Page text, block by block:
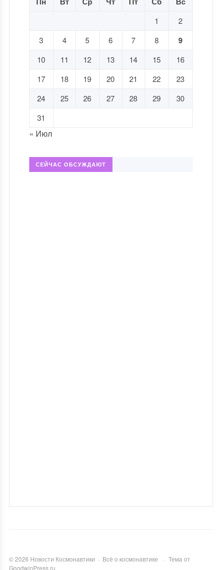
1
2
3
4 5 6 7 8 9
10 11 12 13 14 15
16
17
18 19 20 21 22
23
24
25 26 27 28 29
30
31
« Июл
СЕЙЧАС ОБСУЖДАЮТ
©2026 Новости Космонавтики · Всё о космонавтике · Тема от
GoodwinPress.ru